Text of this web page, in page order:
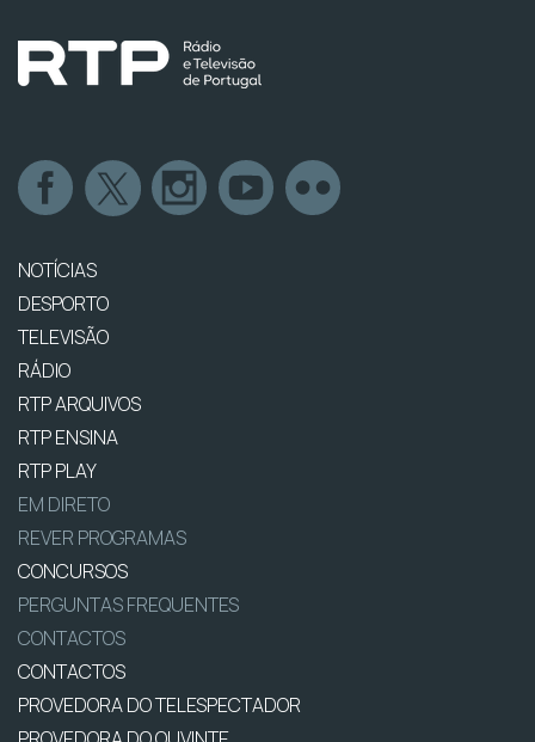
NOTÍCIAS
DESPORTO
TELEVISÃO
RÁDIO
RTP ARQUIVOS
RTP ENSINA
RTP PLAY
EM DIRETO
REVER PROGRAMAS
CONCURSOS
PERGUNTAS FREQUENTES
CONTACTOS
CONTACTOS
PROVEDORA DO TELESPECTADOR